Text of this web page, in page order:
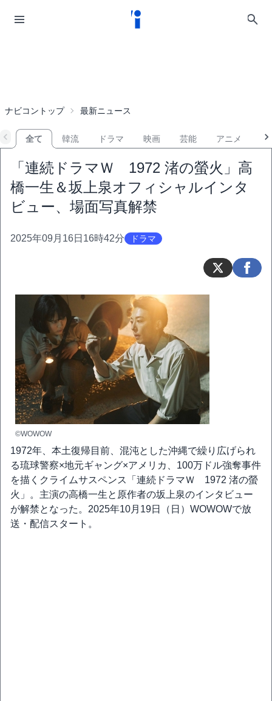
ナビコントップ 最新ニュース
全て 韓流 ドラマ 映画 芸能 アニメ
「連続ドラマＷ 1972 渚の螢火」高
橋一生＆坂上泉オフィシャルインタ
ビュー、場面写真解禁
2025年09月16日16時42分 ドラマ
©WOWOW
1972年、本土復帰目前、混沌とした沖縄で繰り広げられ
る琉球警察×地元ギャング×アメリカ、100万ドル強奪事件
を描くクライムサスペンス「連続ドラマＷ 1972 渚の螢
火」。主演の高橋一生と原作者の坂上泉のインタビュー
が解禁となった。2025年10月19日（日）WOWOWで放
送・配信スタート。